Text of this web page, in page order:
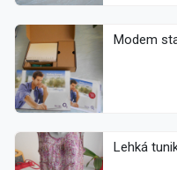
Modem
Lehká